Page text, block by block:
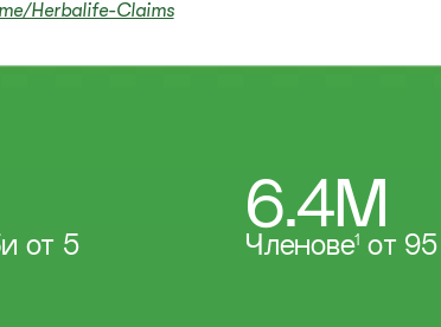
Herbalife-Claims
от 5
6.4М
Членове1 от